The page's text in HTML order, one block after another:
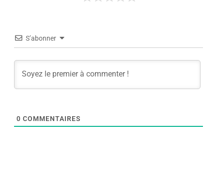
S’abonner
0 COMMENTAIRES